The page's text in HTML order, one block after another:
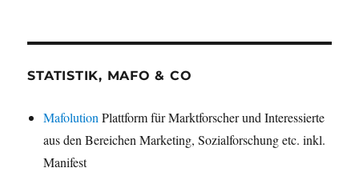
STATISTIK, MAFO & CO
Mafolution Plattform für Marktforscher und Interessierte
aus den Bereichen Marketing, Sozialforschung etc. inkl.
Manifest